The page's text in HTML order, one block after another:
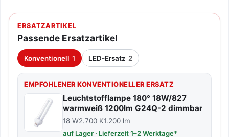
ERSATZARTIKEL
Passende Ersatzartikel
Konventionell 1 LED-Ersatz 2
EMPFOHLENER KONVENTIONELLER ERSATZ
Leuchtstofflampe 180° 18W/827
warmweiß 1200lm G24Q-2 dimmbar
18 W2.700 K1.200 lm
auf Lager · Lieferzeit 1–2 Werktage*